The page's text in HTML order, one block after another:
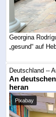
Georgina
„gesund“ auf
Deutschland --
An
heran
Pixabay